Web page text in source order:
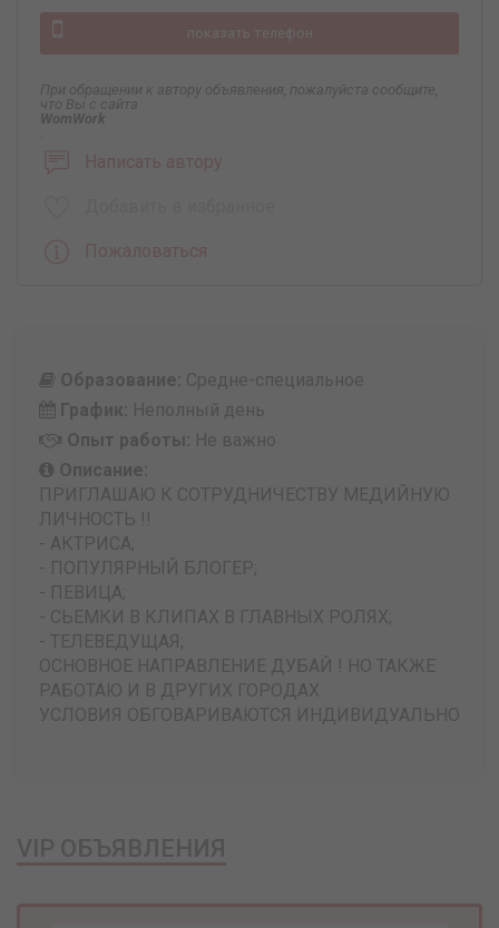
показать телефон
При обращении к автору объявления, пожалуйста сообщите,
что Вы с сайта
WomWork
Написать автору
Пожаловаться
Образование: Средне-специальное
График: Неполный день
Опыт работы: Не важно
Описание:
ПРИГЛАШАЮ К СОТРУДНИЧЕСТВУ МЕДИЙНУЮ
ЛИЧНОСТЬ !!
- АКТРИСА;
- ПОПУЛЯРНЫЙ БЛОГЕР;
- ПЕВИЦА;
- СЬЕМКИ В КЛИПАХ В ГЛАВНЫХ РОЛЯХ;
- ТЕЛЕВЕДУЩАЯ;
ОСНОВНОЕ НАПРАВЛЕНИЕ ДУБАЙ ! НО ТАКЖЕ
РАБОТАЮ И В ДРУГИХ ГОРОДАХ
УСЛОВИЯ ОБГОВАРИВАЮТСЯ ИНДИВИДУАЛЬНО